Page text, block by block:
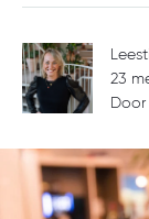
23
Door